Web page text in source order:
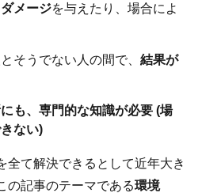
ダメージを与えたり、場合によ
そうでない人の間で、結果が
も、専門的な知識が必要 (場
ない)
全て解決できるとして近年大き
の記事のテーマである環境